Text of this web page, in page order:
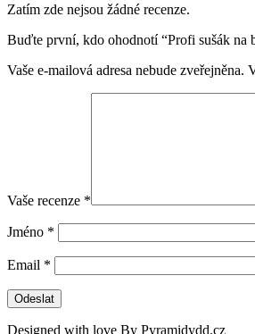
Zatím zde nejsou žádné recenze.
Buďte první, kdo ohodnotí “Profi sušák na
Vaše e-mailová adresa nebude zveřejněna.
Vaše recenze *
Jméno *
Email *
Designed with love By Pyramidydd.cz